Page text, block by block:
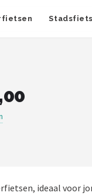
ideaal